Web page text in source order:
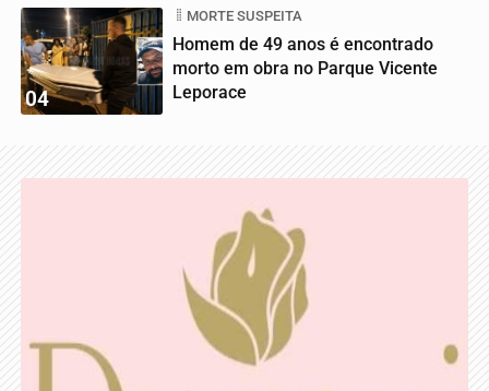
04
MORTE SUSPEITA
Homem de 49 anos é encontrado
morto em obra no Parque Vicente
Leporace